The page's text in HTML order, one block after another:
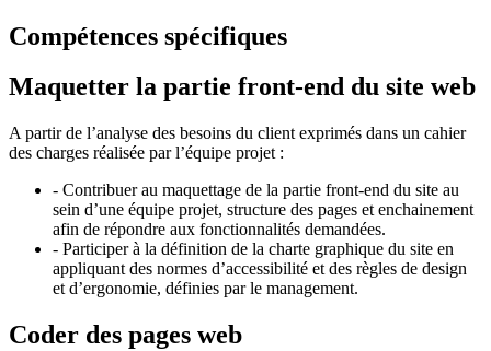
Compétences spécifiques
Maquetter la partie front-end du site web
A partir de l’analyse des besoins du client exprimés dans un cahier
des charges réalisée par l’équipe projet :
- Contribuer au maquettage de la partie front-end du site au
sein d’une équipe projet, structure des pages et enchainement
afin de répondre aux fonctionnalités demandées.
- Participer à la définition de la charte graphique du site en
appliquant des normes d’accessibilité et des règles de design
et d’ergonomie, définies par le management.
Coder des pages web